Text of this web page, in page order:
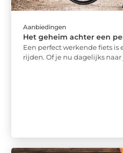
Aanbiedingen
Het geheim achter een
Een perfect werkende fiets is
rijden. Of je nu dagelijks naar